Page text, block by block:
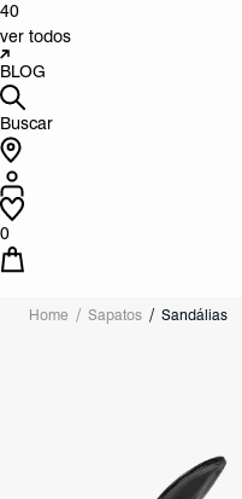
40
ver todos
BLOG
Buscar
0
Home Sapatos Sandálias